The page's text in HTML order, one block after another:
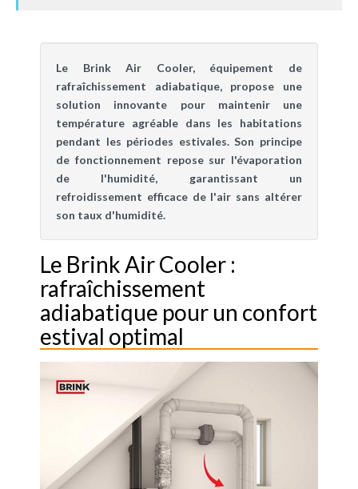
Le Brink Air Cooler, équipement de
rafraîchissement adiabatique, propose une
solution innovante pour maintenir une
température agréable dans les habitations
pendant les périodes estivales. Son principe
de fonctionnement repose sur l'évaporation
de l'humidité, garantissant un
refroidissement efficace de l'air sans altérer
son taux d'humidité.
Le Brink Air Cooler :
rafraîchissement
adiabatique pour un confort
estival optimal